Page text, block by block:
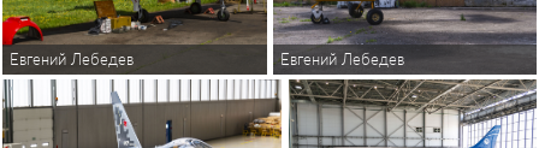
Евгений Лебедев Евгений Лебедев